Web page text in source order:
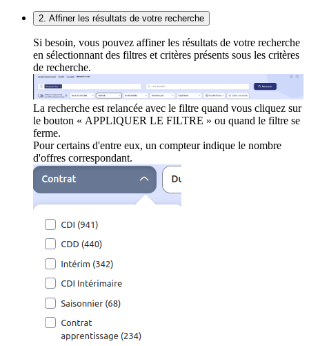
2. Affiner les résultats de votre recherche
Si besoin, vous pouvez affiner les résultats de votre recherche
en sélectionnant des filtres et critères présents sous les critères
de recherche.
La recherche est relancée avec le filtre quand vous cliquez sur
le bouton « APPLIQUER LE FILTRE » ou quand le filtre se
ferme.
Pour certains d'entre eux, un compteur indique le nombre
d'offres correspondant.